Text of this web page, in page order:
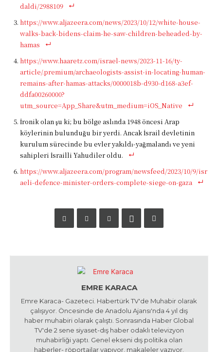
daldi/2988109
https://www.aljazeera.com/news/2023/10/12/white-house-
walks-back-bidens-claim-he-saw-children-beheaded-by-
hamas
https://www.haaretz.com/israel-news/2023-11-16/ty-
article/.premium/archaeologists-assist-in-locating-human-
remains-after-hamas-attacks/0000018b-d930-d168-a3ef-
ddfa00260000?
utm_source=App_Share&utm_medium=iOS_Native
İronik olan şu ki; bu bölge aslında 1948 öncesi Arap
köylerinin bulunduğu bir yerdi. Ancak İsrail devletinin
kurulum sürecinde bu evler yakıldı-yağmalandı ve yeni
sahipleri İsrailli Yahudiler oldu.
https://www.aljazeera.com/program/newsfeed/2023/10/9/isr
aeli-defence-minister-orders-complete-siege-on-gaza
EMRE KARACA
Emre Karaca- Gazeteci. Habertürk TV'de Muhabir olarak
çalışıyor. Öncesinde de Anadolu Ajansı'nda 4 yıl dış
haber muhabiri olarak çalıştı. Sonrasında Haber Global
TV'de 2 sene siyaset-dış haber odaklı televizyon
muhabirliği yaptı. Genel ekseni dış politika olan
haberler- röportajlar yapıyor, makaleler yazıyor.